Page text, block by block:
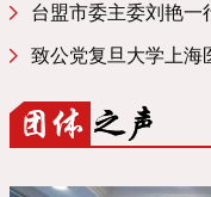
台盟市委主委刘艳一